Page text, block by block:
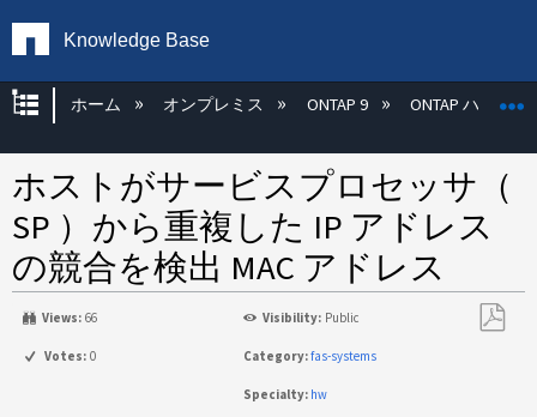
Knowledge Base
グローバル階層を展開/折りたたむ
ホーム オンプレミス ONTAP 9 ONTAP ハード
ホストがサービスプロセッサ（
SP ）から重複した IP アドレス
の競合を検出 MAC アドレス
Views: 66 Visibility: Public
Votes: 0 Category:fas-systems
Specialty: hw